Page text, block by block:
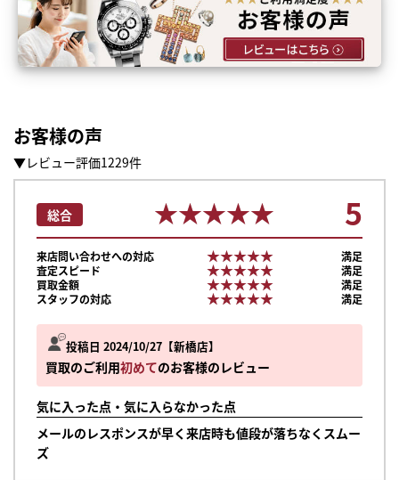
お客様の声
▼レビュー評価1229件
投稿日 2024/10/27 新橋店
買取のご利用初めてのお客様のレビュー
気に入った点・気に入らなかった点
メールのレスポンスが早く来店時も値段が落ちなくスムー
ズ
総合 ★★★★★
★★★★★ 5
来店問い合わせへの対応 ★★★★★
★★★★★
満足
査定スピード
★★★★★
★★★★★
満足
買取金額
★★★★★
★★★★★
満足
スタッフの対応
★★★★★
★★★★★ 満足